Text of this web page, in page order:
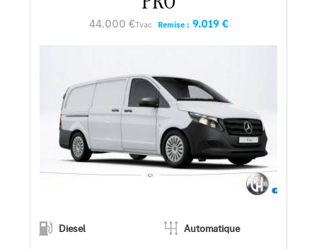
44.000 €Tvac Remise : 9.019 €
Diesel
Automatique